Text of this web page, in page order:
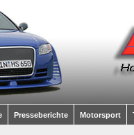
Presseberichte Motorsport